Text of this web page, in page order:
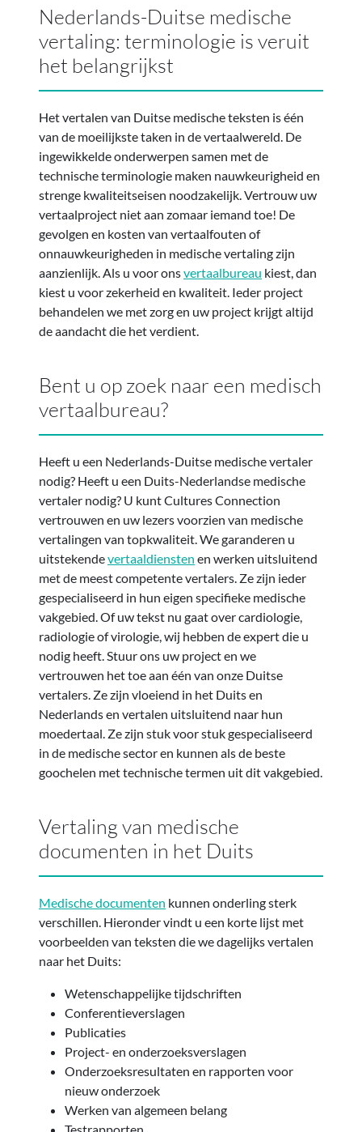
Nederlands-Duitse medische
vertaling: terminologie is veruit
het belangrijkst
Het vertalen van Duitse medische teksten is één
van de moeilijkste taken in de vertaalwereld. De
ingewikkelde onderwerpen samen met de
technische terminologie maken nauwkeurigheid en
strenge kwaliteitseisen noodzakelijk. Vertrouw uw
vertaalproject niet aan zomaar iemand toe! De
gevolgen en kosten van vertaalfouten of
onnauwkeurigheden in medische vertaling zijn
aanzienlijk. Als u voor onsvertaalbureau kiest, dan
kiest u voor zekerheid en kwaliteit. Ieder project
behandelen we met zorg en uw project krijgt altijd
de aandacht die het verdient.
Bent u op zoek naar een medisch
vertaalbureau?
Heeft u een Nederlands-Duitse medische vertaler
nodig? Heeft u een Duits-Nederlandse medische
vertaler nodig? U kunt Cultures Connection
vertrouwen en uw lezers voorzien van medische
vertalingen van topkwaliteit. We garanderen u
uitstekendevertaaldiensten en werken uitsluitend
met de meest competente vertalers. Ze zijn ieder
gespecialiseerd in hun eigen specifieke medische
vakgebied. Of uw tekst nu gaat over cardiologie,
radiologie of virologie, wij hebben de expert die u
nodig heeft. Stuur ons uw project en we
vertrouwen het toe aan één van onze Duitse
vertalers. Ze zijn vloeiend in het Duits en
Nederlands en vertalen uitsluitend naar hun
moedertaal. Ze zijn stuk voor stuk gespecialiseerd
in de medische sector en kunnen als de beste
goochelen met technische termen uit dit vakgebied.
Vertaling van medische
documenten in het Duits
Medische documenten kunnen onderling sterk
verschillen. Hieronder vindt u een korte lijst met
voorbeelden van teksten die we dagelijks vertalen
naar het Duits:
Wetenschappelijke tijdschriften
Conferentieverslagen
Publicaties
Project- en onderzoeksverslagen
Onderzoeksresultaten en rapporten voor
nieuw onderzoek
Werken van algemeen belang